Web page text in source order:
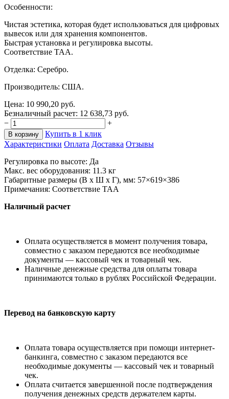
Особенности:
Чистая эстетика, которая будет использоваться для цифровых
вывесок или для хранения компонентов.
Быстрая установка и регулировка высоты.
Соответствие TAA.
Отделка: Серебро.
Производитель: США.
Цена: 10 990,20 руб.
Безналичный расчет: 12 638,73 руб.
−
+
В корзину
Купить в 1 клик
Характеристики Оплата Доставка Отзывы
Регулировка по высоте: Да
Макс. вес оборудования: 11.3 кг
Габаритные размеры (В x Ш x Г), мм: 57×619×386
Примечания: Соответствие TAA
Наличный расчет
Оплата осуществляется в момент получения товара,
совместно с заказом передаются все необходимые
документы — кассовый чек и товарный чек.
Наличные денежные средства для оплаты товара
принимаются только в рублях Российской Федерации.
Перевод на банковскую карту
Оплата товара осуществляется при помощи интернет-
банкинга, совместно с заказом передаются все
необходимые документы — кассовый чек и товарный
чек.
Оплата считается завершенной после подтверждения
получения денежных средств держателем карты.